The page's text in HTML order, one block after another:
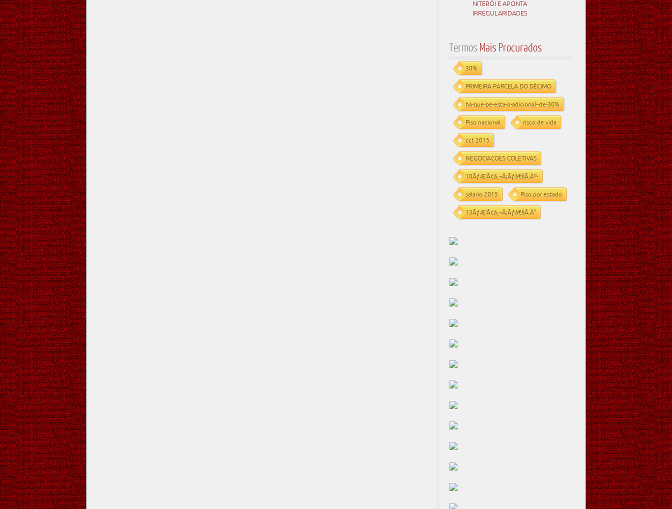
NITERÓI E APONTA
IRREGULARIDADES
Termos Mais Procurados
30%
PRIMEIRA PARCELA DO DÉCIMO
ha-que-pe-esta-o-adicional--de-30%
Piso nacional risco de vida
cct 2015
NEGOCIACOES COLETIVAS
10ÃƒÆ’Ã¢â‚¬Å¡Ãƒâ€šÃ‚Âº-
salario 2015 Piso por estado
13ÃƒÆ’Ã¢â‚¬Å¡Ãƒâ€šÃ‚Â°